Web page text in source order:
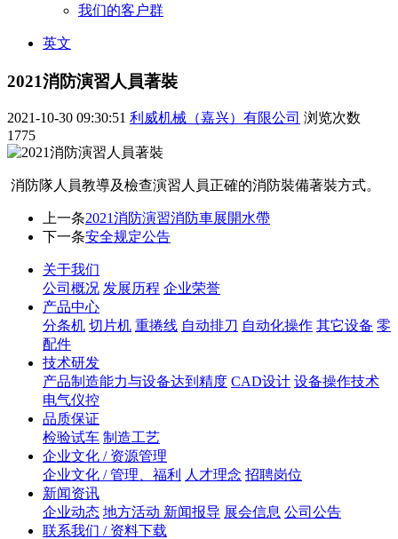
我们的客户群
英文
2021消防演習人員著裝
2021-10-30 09:30:51 利威机械（嘉兴）有限公司 浏览次数
1775
消防隊人員教導及檢查演習人員正確的消防裝備著裝方式。
上一条2021消防演習消防車展開水帶
下一条安全规定公告
关于我们
公司概况 发展历程 企业荣誉
产品中心
分条机 切片机 重捲线 自动排刀 自动化操作 其它设备 零
配件
技术研发
产品制造能力与设备达到精度 CAD设计 设备操作技术
电气仪控
品质保证
检验试车 制造工艺
企业文化 / 资源管理
企业文化 / 管理、福利
人才理念 招聘岗位
新闻资讯
企业动态 地方活动 新闻报导 展会信息 公司公告
联系我们 / 资料下载